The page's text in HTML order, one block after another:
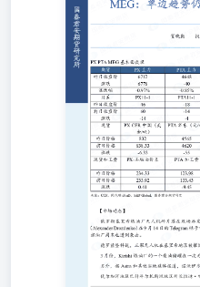
长亚历山大·德罗兹登
的Telegram帖子中表示
（Novoufimsky）炼油
三架无人机在基里希地
一个柴油储罐在一次无
其他当地媒体报道，诺
也遭到袭击。 伏尔加
哈比罗夫（Radii
在巴什内夫特一家石油
俄罗斯石油公司控制的
很快被扑灭。 他说，
少，也没有停工。
油中心的一部分，该中
内夫特希姆炼油厂，这